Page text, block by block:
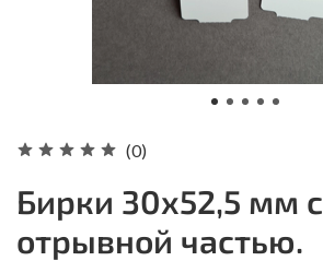
(0)
Бирки 30х52,5 мм с
отрывной частью.